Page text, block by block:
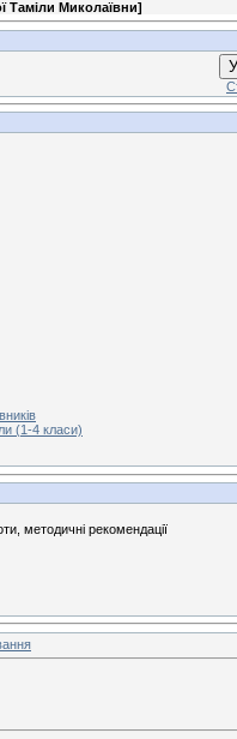
Таміли Миколаївни]
(1-4 класи)
методичні рекомендації